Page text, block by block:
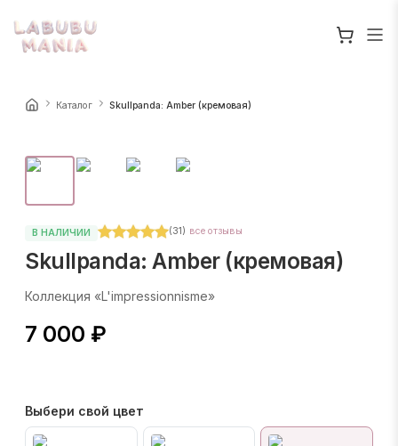
Каталог Skullpanda: Amber (кремовая)
В НАЛИЧИИ (31) все отзывы
Skullpanda: Amber (кремовая)
Коллекция «L'impressionnisme»
7 000 ₽
Выбери свой цвет